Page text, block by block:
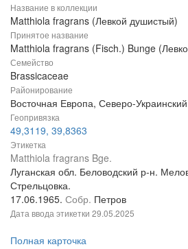
Название в коллекции
Matthiola fragrans (Левкой душистый)
Принятое название
Matthiola fragrans (Fisch.) Bunge
Семейство
Brassicaceae
Районирование
Восточная Европа, Северо-
Геопривязка
49,3119, 39,8363
Этикетка
Matthiola fragrans Bge.
Луганская обл. Беловодский р-н.
Стрельцовка.
17.06.1965. Собр. Петров
Дата ввода этикетки 29.05.2025
Полная карточка